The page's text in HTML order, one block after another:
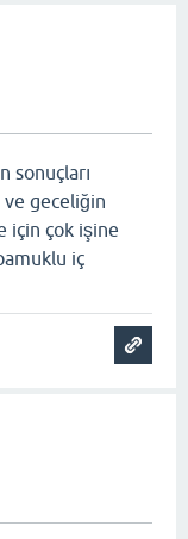
sonuçları
ve geceliğin
için çok işine
iç